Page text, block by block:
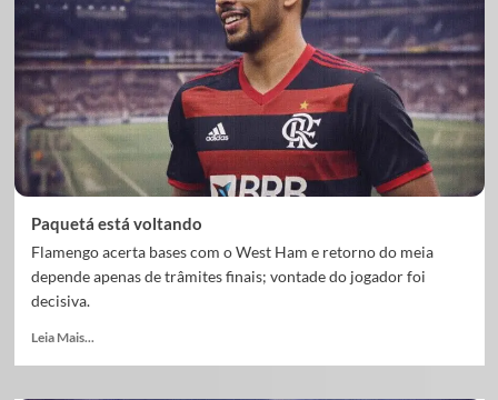
Paquetá está voltando
Flamengo acerta bases com o West Ham e retorno do meia
depende apenas de trâmites finais; vontade do jogador foi
decisiva.
Leia Mais...